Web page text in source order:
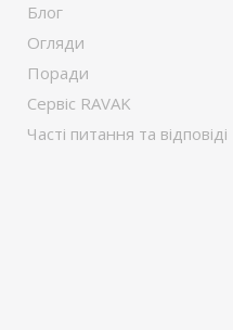
Блог
Огляди
Поради
Сервіс RAVAK
Часті питання та відповіді